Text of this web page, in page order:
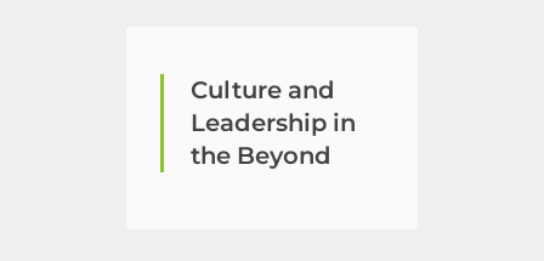
Culture and
Leadership in
the Beyond